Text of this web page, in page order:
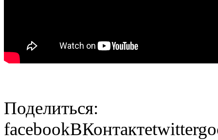
Поделиться:
facebookВКонтактеtwitter